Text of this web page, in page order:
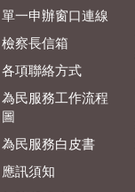
單一申辦窗口連線
檢察長信箱
各項聯絡方式
為民服務工作流程
圖
為民服務白皮書
應訊須知